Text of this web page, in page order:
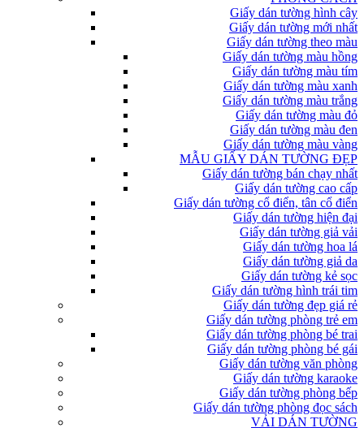
Giấy dán tường hình cây
Giấy dán tường mới nhất
Giấy dán tường theo màu
Giấy dán tường màu hồng
Giấy dán tường màu tím
Giấy dán tường màu xanh
Giấy dán tường màu trắng
Giấy dán tường màu đỏ
Giấy dán tường màu đen
Giấy dán tường màu vàng
MẪU GIẤY DÁN TƯỜNG ĐẸP
Giấy dán tường bán chạy nhất
Giấy dán tường cao cấp
Giấy dán tường cổ điển, tân cổ điển
Giấy dán tường hiện đại
Giấy dán tường giả vải
Giấy dán tường hoa lá
Giấy dán tường giả da
Giấy dán tường kẻ sọc
Giấy dán tường hình trái tim
Giấy dán tường đẹp giá rẻ
Giấy dán tường phòng trẻ em
Giấy dán tường phòng bé trai
Giấy dán tường phòng bé gái
Giấy dán tường văn phòng
Giấy dán tường karaoke
Giấy dán tường phòng bếp
Giấy dán tường phòng đọc sách
VẢI DÁN TƯỜNG